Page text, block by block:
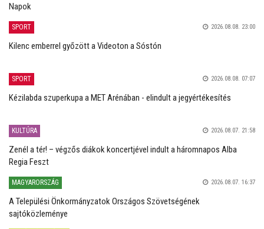
Napok
SPORT 2026.08.08. 23:00
Kilenc emberrel győzött a Videoton a Sóstón
SPORT 2026.08.08. 07:07
Kézilabda szuperkupa a MET Arénában - elindult a jegyértékesítés
KULTÚRA 2026.08.07. 21:58
Zenél a tér! – végzős diákok koncertjével indult a háromnapos Alba
Regia Feszt
MAGYARORSZÁG 2026.08.07. 16:37
A Települési Önkormányzatok Országos Szövetségének
sajtóközleménye